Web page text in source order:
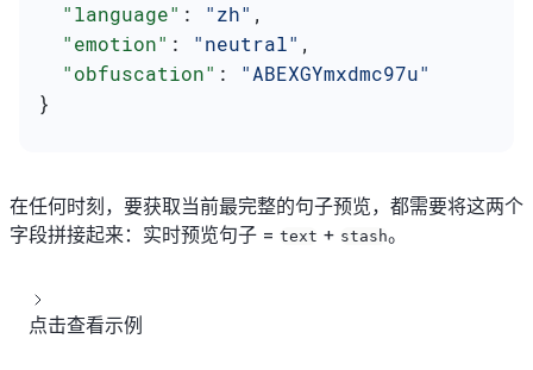
  "language"
: "zh" ,
  "emotion"
: "neutral" ,
  "obfuscation"
: "ABEXGYmxdmc97u"
}
在任何时刻，要获取当前最完整的句子预览，都需要将这两个
字段拼接起来：实时预览句子 = text + stash。
点击查看示例